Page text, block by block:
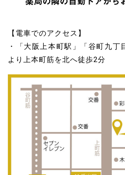
【電車でのアクセス】
・「大阪上本町駅」「谷町九丁
より上本町筋を北へ徒歩2分